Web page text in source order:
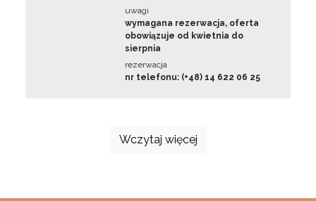
uwagi
wymagana rezerwacja, oferta
obowiązuje od kwietnia do
sierpnia
rezerwacja
nr telefonu: (+48) 14 622 06 25
Wczytaj więcej